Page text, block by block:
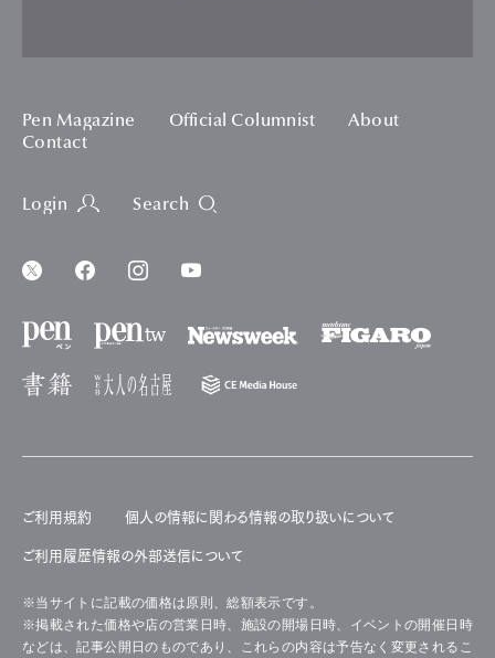
Pen Magazine Official Columnist
About
Contact
Login Search
ご利用規約 個人の情報に関わる情報の取り扱いについて
ご利用履歴情報の外部送信について
※当サイトに記載の価格は原則、総額表示です。
※掲載された価格や店の営業日時、施設の開場日時、イベントの開催日時
などは、記事公開日のものであり、これらの内容は予告なく変更されるこ